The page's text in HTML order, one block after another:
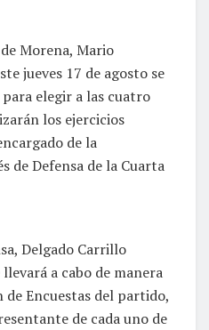
Morena, Mario
jueves 17 de agosto se
elegir a las cuatro
los ejercicios
de la
de Defensa de la Cuarta
Delgado Carrillo
a cabo de manera
Encuestas del partido,
de cada uno de